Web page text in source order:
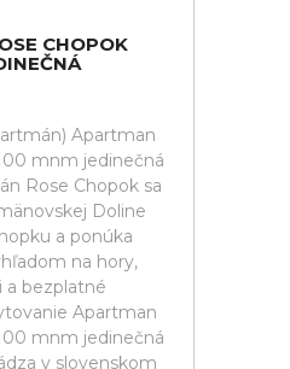
CHOPOK
Apartman
mnm jedinečná
Rose Chopok sa
Doline
a ponúka
na hory,
a bezplatné
Apartman
mnm jedinečná
v slovenskom